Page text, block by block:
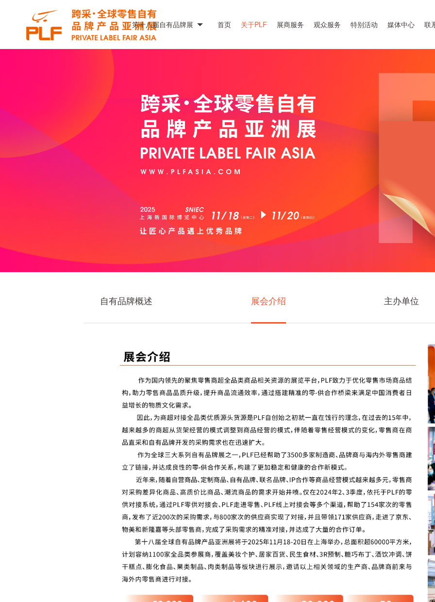
第十八届自有品牌展 首页 关于PLF 展商服务 观众服务 特别活动 媒体中心 联
自有品牌概述 展会介绍 主办单位